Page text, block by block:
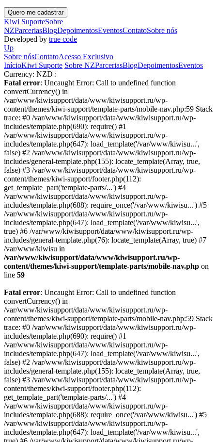
Kiwi SuporteSobre
NZParceriasBlogDepoimentosEventosContatoSobre nós
Developed by true code
Up
Sobre nósContatoAcesso Exclusivo
InícioKiwi Suporte Sobre NZParceriasBlogDepoimentosEventos
Currency: NZD :
Fatal error: Uncaught Error: Call to undefined function
convertCurrency() in
/var/www/kiwisupport/data/www/kiwisupport.ru/wp-
content/themes/kiwi-support/template-parts/mobile-nav.php:59 Stack
trace: #0 /var/www/kiwisupport/data/www/kiwisupport.ru/wp-
includes/template.php(690): require() #1
/var/www/kiwisupport/data/www/kiwisupport.ru/wp-
includes/template.php(647): load_template('/var/www/kiwisu...',
false) #2 /var/www/kiwisupport/data/www/kiwisupport.ru/wp-
includes/general-template.php(155): locate_template(Array, true,
false) #3 /var/www/kiwisupport/data/www/kiwisupport.ru/wp-
content/themes/kiwi-support/footer.php(112):
get_template_part('template-parts/...') #4
/var/www/kiwisupport/data/www/kiwisupport.ru/wp-
includes/template.php(688): require_once('/var/www/kiwisu...') #5
/var/www/kiwisupport/data/www/kiwisupport.ru/wp-
includes/template.php(647): load_template('/var/www/kiwisu...',
true) #6 /var/www/kiwisupport/data/www/kiwisupport.ru/wp-
includes/general-template.php(76): locate_template(Array, true) #7
/var/www/kiwisu in
/var/www/kiwisupport/data/www/kiwisupport.ru/wp-
content/themes/kiwi-support/template-parts/mobile-nav.php on
line 59
Fatal error: Uncaught Error: Call to undefined function
convertCurrency() in
/var/www/kiwisupport/data/www/kiwisupport.ru/wp-
content/themes/kiwi-support/template-parts/mobile-nav.php:59 Stack
trace: #0 /var/www/kiwisupport/data/www/kiwisupport.ru/wp-
includes/template.php(690): require() #1
/var/www/kiwisupport/data/www/kiwisupport.ru/wp-
includes/template.php(647): load_template('/var/www/kiwisu...',
false) #2 /var/www/kiwisupport/data/www/kiwisupport.ru/wp-
includes/general-template.php(155): locate_template(Array, true,
false) #3 /var/www/kiwisupport/data/www/kiwisupport.ru/wp-
content/themes/kiwi-support/footer.php(112):
get_template_part('template-parts/...') #4
/var/www/kiwisupport/data/www/kiwisupport.ru/wp-
includes/template.php(688): require_once('/var/www/kiwisu...') #5
/var/www/kiwisupport/data/www/kiwisupport.ru/wp-
includes/template.php(647): load_template('/var/www/kiwisu...',